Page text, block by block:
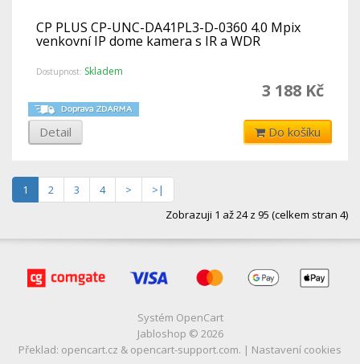
CP PLUS CP-UNC-DA41PL3-D-0360 4.0 Mpix
venkovní IP dome kamera s IR a WDR
Dostupnost: Skladem
3 188 Kč
Detail Do košíku
1 2 3 4 >
>|
Zobrazuji 1 až 24 z 95 (celkem stran 4)
Systém OpenCart
Jabloshop © 2026
Překlad: opencart.cz & opencart-support.com. | Nastavení cookies